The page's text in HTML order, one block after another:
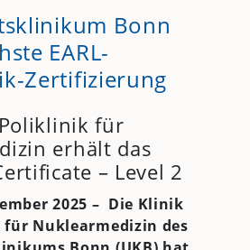
Bonn
EARL-
Zertifizierung
für
erhält das
– Level 2
2025 – Die Klinik
Nuklearmedizin des